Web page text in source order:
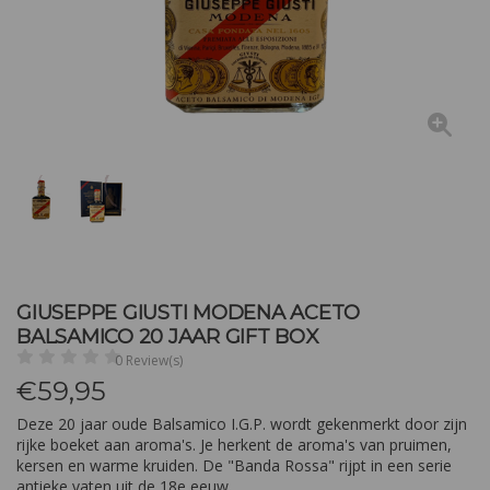
GIUSEPPE GIUSTI MODENA ACETO
BALSAMICO 20 JAAR GIFT BOX
0 Review(s)
€59,95
Deze 20 jaar oude Balsamico I.G.P. wordt gekenmerkt door zijn
rijke boeket aan aroma's. Je herkent de aroma's van pruimen,
kersen en warme kruiden. De "Banda Rossa" rijpt in een serie